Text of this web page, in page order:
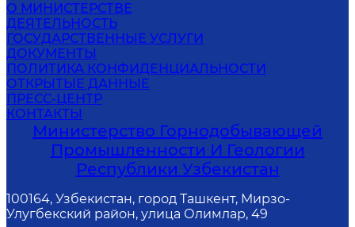
О МИНИСТЕРСТВЕ
ДЕЯТЕЛЬНОСТЬ
ГОСУДАРСТВЕННЫЕ УСЛУГИ
ДОКУМЕНТЫ
ПОЛИТИКА КОНФИДЕНЦИАЛЬНОСТИ
ОТКРЫТЫЕ ДАННЫЕ
ПРЕСС-ЦЕНТР
КОНТАКТЫ
Министерство Горнодобывающей
Промышленности И Геологии
Республики Узбекистан
100164, Узбекистан, город Ташкент, Мирзо-
Улугбекский район, улица Олимлар, 49